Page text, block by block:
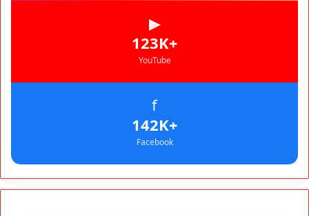
▶
+123K
YouTube
f
+142K
Facebook